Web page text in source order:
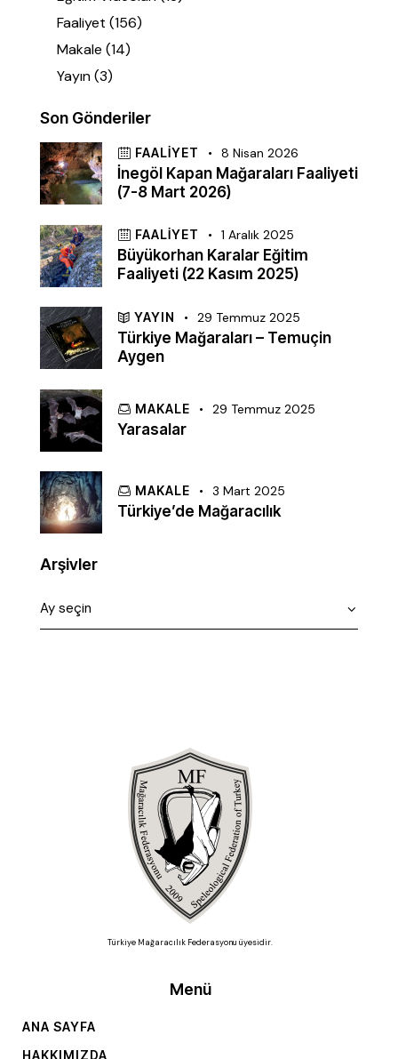
Faaliyet (156)
Makale (14)
Yayın(3)
Son Gönderiler
FAALIYET 8 Nisan 2026
İnegöl Kapan Mağaraları Faaliyeti
(7-8 Mart 2026)
FAALIYET 1 Aralık 2025
Büyükorhan Karalar Eğitim
Faaliyeti (22 Kasım 2025)
YAYIN 29 Temmuz 2025
Türkiye Mağaraları – Temuçin
Aygen
MAKALE 29 Temmuz 2025
Yarasalar
MAKALE 3 Mart 2025
Türkiye’de Mağaracılık
Arşivler
Türkiye Mağaracılık Federasyonu üyesidir.
Menü
ANA SAYFA
HAKKIMIZDA